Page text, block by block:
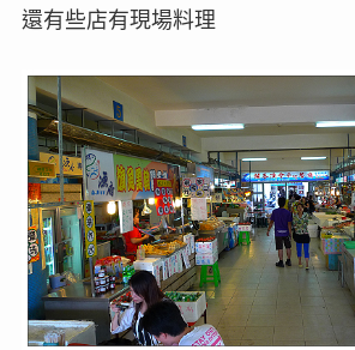
還有些店有現場料理